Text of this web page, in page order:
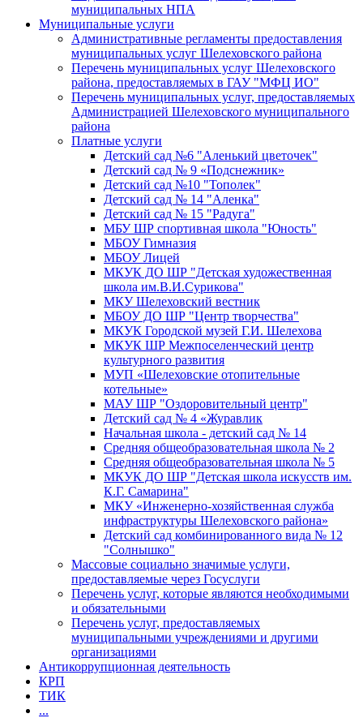
муниципальных НПА
Муниципальные услуги
Административные регламенты предоставления
муниципальных услуг Шелеховского района
Перечень муниципальных услуг Шелеховского
района, предоставляемых в ГАУ "МФЦ ИО"
Перечень муниципальных услуг, предоставляемых
Администрацией Шелеховского муниципального
района
Платные услуги
Детский сад №6 "Аленький цветочек"
Детский сад № 9 «Подснежник»
Детский сад №10 "Тополек"
Детский сад № 14 "Аленка"
Детский сад № 15 "Радуга"
МБУ ШР спортивная школа "Юность"
МБОУ Гимназия
МБОУ Лицей
МКУК ДО ШР "Детская художественная
школа им.В.И.Сурикова"
МКУ Шелеховский вестник
МБОУ ДО ШР "Центр творчества"
МКУК Городской музей Г.И. Шелехова
МКУК ШР Межпоселенческий центр
культурного развития
МУП «Шелеховские отопительные
котельные»
МАУ ШР "Оздоровительный центр"
Детский сад № 4 «Журавлик
Начальная школа - детский сад № 14
Средняя общеобразовательная школа № 2
Средняя общеобразовательная школа № 5
МКУК ДО ШР "Детская школа искусств им.
К.Г. Самарина"
МКУ «Инженерно-хозяйственная служба
инфраструктуры Шелеховского района»
Детский сад комбинированного вида № 12
"Солнышко"
Массовые социально значимые услуги,
предоставляемые через Госуслуги
Перечень услуг, которые являются необходимыми
и обязательными
Перечень услуг, предоставляемых
муниципальными учреждениями и другими
организациями
Антикоррупционная деятельность
КРП
ТИК
...